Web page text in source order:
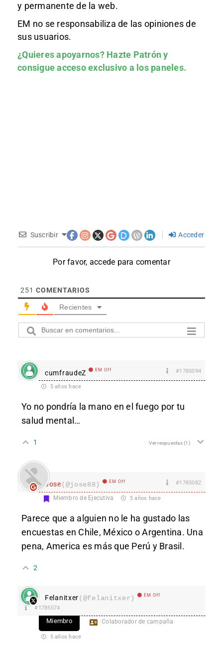
y permanente de la web.
EM no se responsabiliza de las opiniones de
sus usuarios.
¿Quieres apoyarnos? Hazte Patróny
consigue acceso exclusivo a los paneles.
Suscribir Acceder
Por favor, accede para comentar
251 COMENTARIOS
Recientes
cumfraudeZ EM Off #1785094
5 años hace
Yo no pondría la mano en el fuego por tu
salud mental…
1 Ver respuestas(1)
Jose(@jose88) EM Off #1785082
Miembro de Ejecutiva 5 años hace
Parece que a alguien no le ha gustado las
encuestas en Chile, México o Argentina. Una
pena, America es más que Perú y Brasil.
2
Felanitxer(@felanitxer) EM Off
#1785074
Miembro Colaborador de campaña
5 años hace